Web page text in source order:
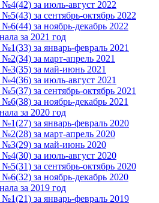
за июль-август 2022
за сентябрь-октябрь 2022
за ноябрь-декабрь 2022
за 2021 год
за январь-февраль 2021
за март-апрель 2021
за май-июнь 2021
за июль-август 2021
за сентябрь-октябрь 2021
за ноябрь-декабрь 2021
за 2020 год
за январь-февраль 2020
за март-апрель 2020
за май-июнь 2020
за июль-август 2020
за сентябрь-октябрь 2020
за ноябрь-декабрь 2020
за 2019 год
за январь-февраль 2019